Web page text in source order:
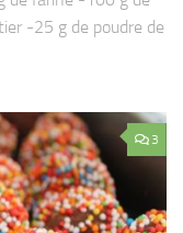
-25 g de poudre de
3